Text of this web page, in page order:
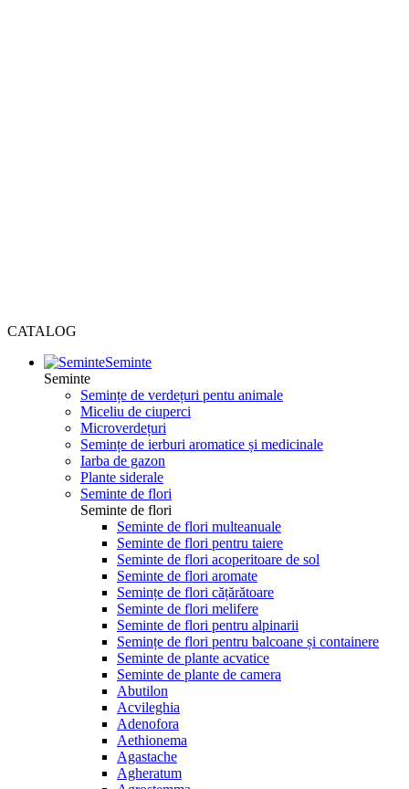
CATALOG
Seminte
Seminte
Semințe de verdețuri pentu animale
Miceliu de ciuperci
Microverdețuri
Semințe de ierburi aromatice și medicinale
Iarba de gazon
Plante siderale
Seminte de flori
Seminte de flori
Seminte de flori multeanuale
Seminte de flori pentru taiere
Seminte de flori acoperitoare de sol
Seminte de flori aromate
Semințe de flori cățărătoare
Seminte de flori melifere
Seminte de flori pentru alpinarii
Semințe de flori pentru balcoane și containere
Seminte de plante acvatice
Seminte de plante de camera
Abutilon
Acvileghia
Adenofora
Aethionema
Agastache
Agheratum